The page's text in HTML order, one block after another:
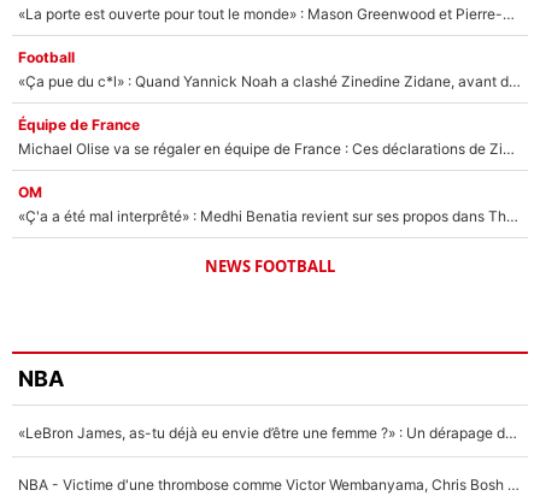
«La porte est ouverte pour tout le monde» : Mason Greenwood et Pierre-Emerick Aubameyang ont quitté l'OM, Amine Gouiri balance sur la suite du mercato et sur la réaction du vestiaire !
Football
«Ça pue du c*l» : Quand Yannick Noah a clashé Zinedine Zidane, avant de se faire recadrer par le nouveau sélectionneur de l'équipe de France !
Équipe de France
Michael Olise va se régaler en équipe de France : Ces déclarations de Zinedine Zidane qui prouvent qu'il va tout miser sur la star du Bayern Munich !
OM
«Ç'a a été mal interprêté» : Medhi Benatia revient sur ses propos dans The Bridge et précise ses conditions pour rejoindre le PSG !
NEWS FOOTBALL
NBA
«LeBron James, as-tu déjà eu envie d’être une femme ?» : Un dérapage de Donald Trump sur la superstar de la NBA refait surface
NBA - Victime d'une thrombose comme Victor Wembanyama, Chris Bosh prévient le Français des risques sur sa santé : «J’ai failli mourir sur le coup et j’ai été ramené à la vie»